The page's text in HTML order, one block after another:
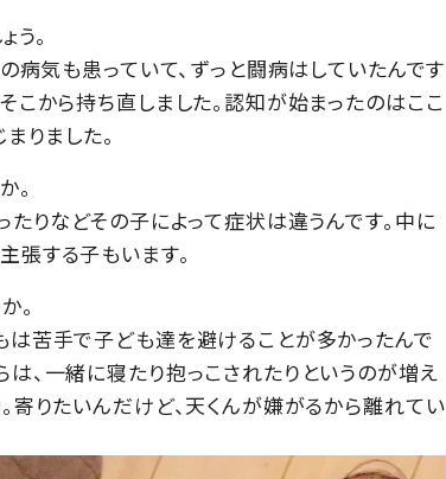
う。
病気も患っていて、ずっと闘病はしていたんです
こから持ち直しました。認知が始まったのはここ
りました。
。
たりなどその子によって症状は違うんです。中に
張する子もいます。
。
苦手で子ども達を避けることが多かったんで
、一緒に寝たり抱っこされたりというのが増え
寄りたいんだけど、天くんが嫌がるから離れてい